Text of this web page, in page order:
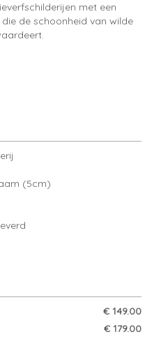
met een
de schoonheid van wilde
(5cm)
€ 149.00
€ 179.00